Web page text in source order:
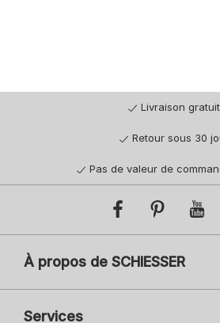
Livraison
Retour sous 30
Pas de valeur de
À propos de SCHIESSER
Services